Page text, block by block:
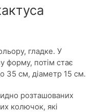
гладке. У
форму, потім стає
35 см, діаметр 15 см.
розташованих
колючок, які